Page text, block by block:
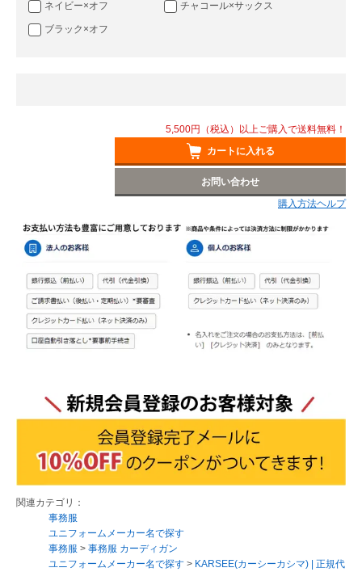
ネイビー×オフ チャコール×サックス
ブラック×オフ
5,500円（税込）以上ご購入で送料無料！
カートに入れる
お問い合わせ
購入方法ヘルプ
関連カテゴリ：
事務服
ユニフォームメーカー名で探す
事務服 > 事務服 カーディガン
ユニフォームメーカー名で探す > KARSEE(カーシーカシマ) | 正規代